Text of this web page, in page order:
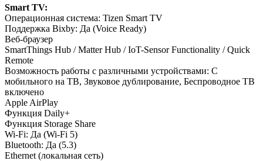
Smart TV:
Операционная система: Tizen Smart TV
Поддержка Bixby: Да (Voice Ready)
Веб-браузер
SmartThings Hub / Matter Hub / IoT-Sensor Functionality / Quick
Remote
Возможность работы с различными устройствами: С
мобильного на ТВ, Звуковое дублирование, Беспроводное ТВ
включено
Apple AirPlay
Функция Daily+
Функция Storage Share
Wi-Fi: Да (Wi-Fi 5)
Bluetooth: Да (5.3)
Ethernet (локальная сеть)